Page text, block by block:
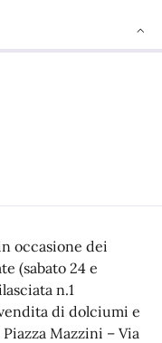
occasione dei
(sabato 24 e
n.1
di dolciumi e
Mazzini – Via